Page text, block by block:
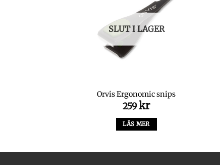
SLUT I LAGER
Orvis Ergonomic snips
259kr
LÄS MER